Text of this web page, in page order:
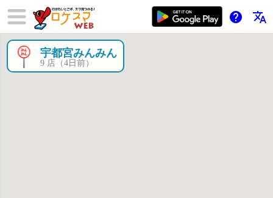
help translate
×
宇都宮みんみん
9 店（4日前）